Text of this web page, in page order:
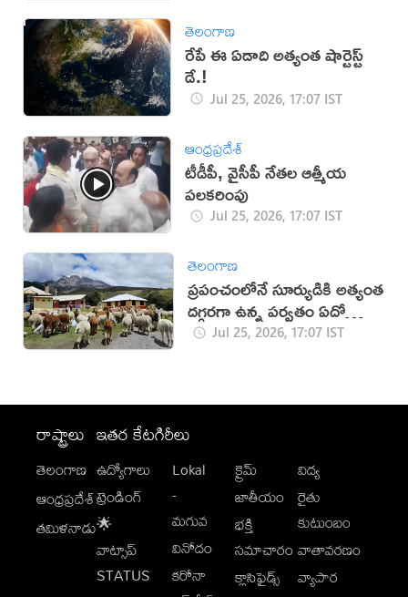
తెలంగాణ
రేపే ఈ ఏడాది అత్యంత షార్టెస్ట్
డే.!
Jul 25, 2026, 17:07 IST
ఆంధ్రప్రదేశ్
టీడీపీ, వైసీపీ నేతల ఆత్మీయ
పలకరింపు
Jul 25, 2026, 17:07 IST
తెలంగాణ
ప్రపంచంలోనే సూర్యుడికి అత్యంత
దగ్గరగా ఉన్న పర్వతం ఏదో
తెలుసా?
Jul 25, 2026, 17:07 IST
రాష్ట్రాలు
తెలంగాణ
ఆంధ్రప్రదేశ్
తమిళనాడు
ఇతర కేటగిరీలు
ఉద్యోగాలు
ట్రెండింగ్
🌟
వాట్సాప్
STATUS
Lokal
-
మగువ
వినోదం
కరోనా
క్రైమ్
జాతీయం
భక్తి
సమాచారం
క్లాసిఫైడ్స్
విద్య
రైతు
కుటుంబం
వాతావరణం
వ్యాపార